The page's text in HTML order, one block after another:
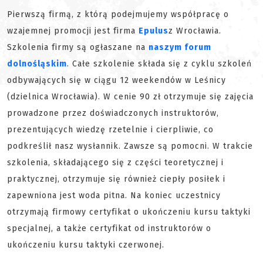
Pierwszą firmą, z którą podejmujemy współpracę o
wzajemnej promocji jest firma Epulusz Wrocławia.
Szkolenia firmy są ogłaszane na naszym forum
dolnośląskim. Całe szkolenie składa się z cyklu szkoleń
odbywających się w ciągu 12 weekendów w Leśnicy
(dzielnica Wrocławia). W cenie 90 zł otrzymuje się zajęcia
prowadzone przez doświadczonych instruktorów,
prezentujących wiedzę rzetelnie i cierpliwie, co
podkreślił nasz wysłannik. Zawsze są pomocni. W trakcie
szkolenia, składającego się z części teoretycznej i
praktycznej, otrzymuje się również ciepły posiłek i
zapewniona jest woda pitna. Na koniec uczestnicy
otrzymają firmowy certyfikat o ukończeniu kursu taktyki
specjalnej, a także certyfikat od instruktorów o
ukończeniu kursu taktyki czerwonej.